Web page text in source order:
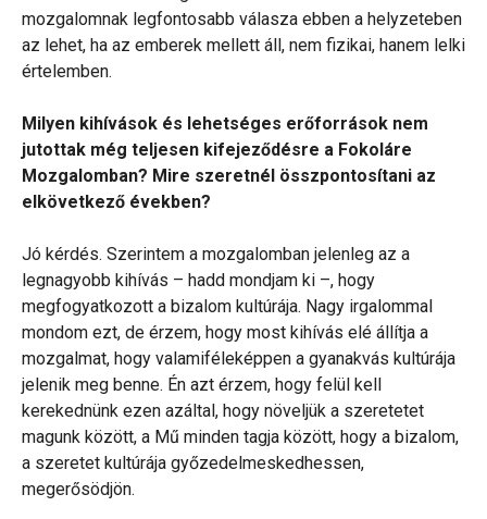
mozgalomnak legfontosabb válasza ebben a helyzeteben
az lehet, ha az emberek mellett áll, nem fizikai, hanem lelki
értelemben.
Milyen kihívások és lehetséges erőforrások nem
jutottak még teljesen kifejeződésre a Fokoláre
Mozgalomban? Mire szeretnél összpontosítani az
elkövetkező években?
Jó kérdés. Szerintem a mozgalomban jelenleg az a
legnagyobb kihívás – hadd mondjam ki –, hogy
megfogyatkozott a bizalom kultúrája. Nagy irgalommal
mondom ezt, de érzem, hogy most kihívás elé állítja a
mozgalmat, hogy valamiféleképpen a gyanakvás kultúrája
jelenik meg benne. Én azt érzem, hogy felül kell
kerekednünk ezen azáltal, hogy növeljük a szeretetet
magunk között, a Mű minden tagja között, hogy a bizalom,
a szeretet kultúrája győzedelmeskedhessen,
megerősödjön.